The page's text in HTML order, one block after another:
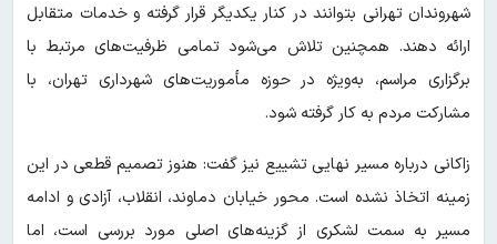
شهروندان تهرانی بتوانند در کنار یکدیگر قرار گرفته و خدمات متقابل
ارائه دهند. همچنین تلاش می‌شود تمامی ظرفیت‌های مرتبط با
برگزاری مراسم، به‌ویژه در حوزه مأموریت‌های شهرداری تهران، با
مشارکت مردم به کار گرفته شود.
زاکانی درباره مسیر نهایی تشییع نیز گفت: هنوز تصمیم قطعی در این
زمینه اتخاذ نشده است. محور خیابان دماوند، انقلاب، آزادی و ادامه
مسیر به سمت لشکری از گزینه‌های اصلی مورد بررسی است، اما